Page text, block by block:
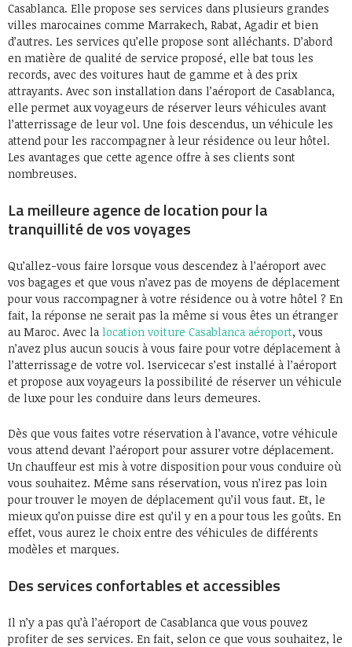
Casablanca. Elle propose ses services dans plusieurs grandes
villes marocaines comme Marrakech, Rabat, Agadir et bien
d’autres. Les services qu’elle propose sont alléchants. D’abord
en matière de qualité de service proposé, elle bat tous les
records, avec des voitures haut de gamme et à des prix
attrayants. Avec son installation dans l’aéroport de Casablanca,
elle permet aux voyageurs de réserver leurs véhicules avant
l’atterrissage de leur vol. Une fois descendus, un véhicule les
attend pour les raccompagner à leur résidence ou leur hôtel.
Les avantages que cette agence offre à ses clients sont
nombreuses.
La meilleure agence de location pour la
tranquillité de vos voyages
Qu’allez-vous faire lorsque vous descendez à l’aéroport avec
vos bagages et que vous n’avez pas de moyens de déplacement
pour vous raccompagner à votre résidence ou à votre hôtel ? En
fait, la réponse ne serait pas la même si vous êtes un étranger
au Maroc. Avec la location voiture Casablanca aéroport, vous
n’avez plus aucun soucis à vous faire pour votre déplacement à
l’atterrissage de votre vol. 1servicecar s’est installé à l’aéroport
et propose aux voyageurs la possibilité de réserver un véhicule
de luxe pour les conduire dans leurs demeures.
Dès que vous faites votre réservation à l’avance, votre véhicule
vous attend devant l’aéroport pour assurer votre déplacement.
Un chauffeur est mis à votre disposition pour vous conduire où
vous souhaitez. Même sans réservation, vous n’irez pas loin
pour trouver le moyen de déplacement qu’il vous faut. Et, le
mieux qu’on puisse dire est qu’il y en a pour tous les goûts. En
effet, vous aurez le choix entre des véhicules de différents
modèles et marques.
Des services confortables et accessibles
Il n’y a pas qu’à l’aéroport de Casablanca que vous pouvez
profiter de ses services. En fait, selon ce que vous souhaitez, le